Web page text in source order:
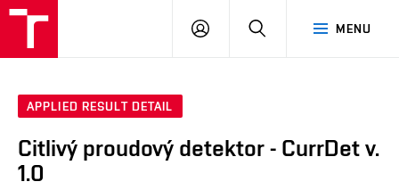
MENU
LOG
SEARCH
APPLIED RESULT DETAIL
Citlivý proudový detektor - CurrDet v.
1.0